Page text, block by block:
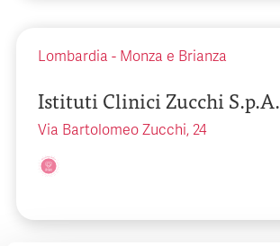
Lombardia - Monza e Brianza
Istituti Clinici Zucchi S.p.A.
Via Bartolomeo Zucchi, 24